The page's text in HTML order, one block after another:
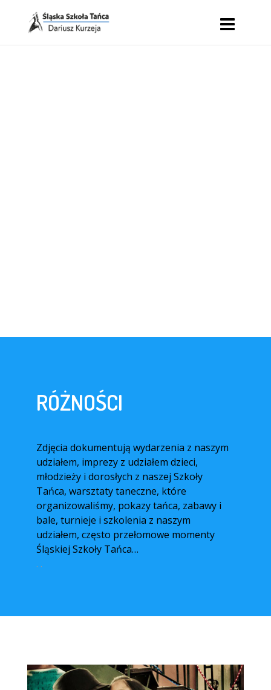
RÓŻNOŚCI
Zdjęcia dokumentują wydarzenia z naszym
udziałem, imprezy z udziałem dzieci,
młodzieży i dorosłych z naszej Szkoły
Tańca, warsztaty taneczne, które
organizowaliśmy, pokazy tańca, zabawy i
bale, turnieje i szkolenia z naszym
udziałem, często przełomowe momenty
Śląskiej Szkoły Tańca…
. .